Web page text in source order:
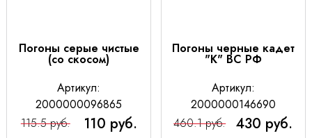
Погоны серые чистые
(со скосом)
Артикул:
2000000096865
115.5 руб.
110 руб.
Погоны черные кадет
"К" ВС РФ
Артикул:
2000000146690
460.1 руб.
430 руб.